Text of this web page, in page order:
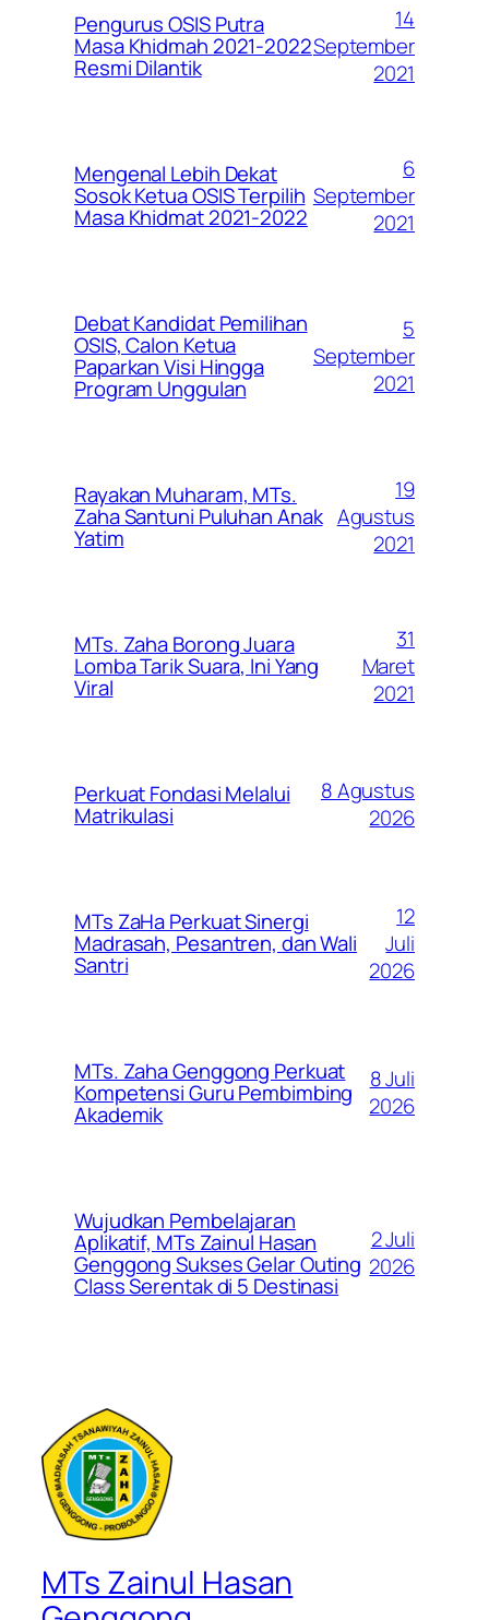
Pengurus OSIS Putra
Masa Khidmah 2021-2022
Resmi Dilantik
14
September
2021
Mengenal Lebih Dekat
Sosok Ketua OSIS Terpilih
Masa Khidmat 2021-2022
6
September
2021
Debat Kandidat Pemilihan
OSIS, Calon Ketua
Paparkan Visi Hingga
Program Unggulan
5
September
2021
Rayakan Muharam, MTs.
Zaha Santuni Puluhan Anak
Yatim
19
Agustus
2021
MTs. Zaha Borong Juara
Lomba Tarik Suara, Ini Yang
Viral
31
Maret
2021
Perkuat Fondasi Melalui
Matrikulasi
8 Agustus
2026
MTs ZaHa Perkuat Sinergi
Madrasah, Pesantren, dan Wali
Santri
12
Juli
2026
MTs. Zaha Genggong Perkuat
Kompetensi Guru Pembimbing
Akademik
8 Juli
2026
Wujudkan Pembelajaran
Aplikatif, MTs Zainul Hasan
Genggong Sukses Gelar Outing
Class Serentak di 5 Destinasi
2 Juli
2026
MTs Zainul Hasan